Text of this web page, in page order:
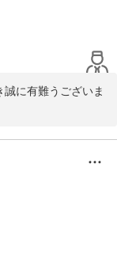
に有難うございま
屋での冷暖房の切
す。
を頂き大変嬉しく